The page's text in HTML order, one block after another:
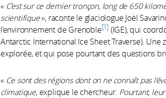
« C’est sur ce dernier tronçon, long de 650
scientifique», raconte le glaciologue Joël
l’environnement de Grenoble 1 (IGE), qui
Antarctic International Ice Sheet Traverse). Une
explorée, et qui pose pourtant des questions
« Ce sont des régions dont on ne connaît pas
climatique, explique le chercheur. Pourtant,